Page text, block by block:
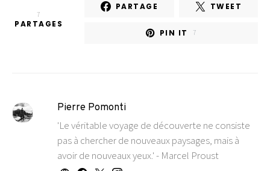
7
PARTAGES
PARTAGE TWEET
PIN IT 7
Pierre Pomonti
'Le véritable voyage de découverte ne consiste
pas à chercher de nouveaux paysages, mais à
avoir de nouveaux yeux.' - Marcel Proust